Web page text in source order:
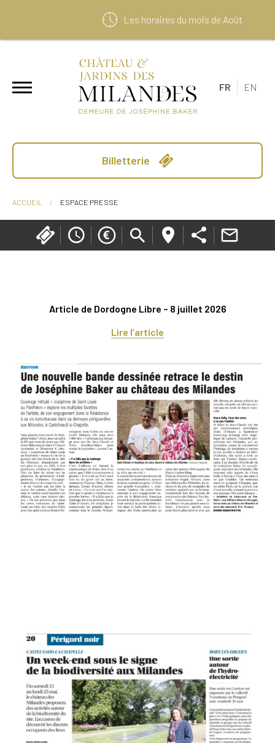
Les horaires du mois de Août
FR EN
Billetterie
ACCUEIL / ESPACE PRESSE
Article de Dordogne Libre – 8 juillet 2026
Lire l’article